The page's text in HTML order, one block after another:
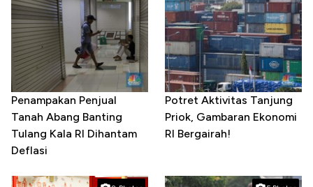
Penampakan Penjual
Tanah Abang Banting
Tulang Kala RI Dihantam
Deflasi
Potret Aktivitas Tanjung
Priok, Gambaran Ekonomi
RI Bergairah!